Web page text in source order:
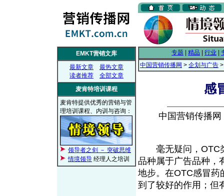
EMKT营销文库
最新文章
最热文章
读者推荐
全部文章
麦肯特培训课程
麦肯特提供优秀的营销与管
理培训课程、内训与咨询：
领导者之剑 － 突破思维
情境领导 经理人之培训
专题 精品 行业
中国营销传播网 > 企划与广告
感
中国营销传播
毫无疑问，OTC类
品种属于广告品种，
地步。在OTC感冒药
到了较好的作用；